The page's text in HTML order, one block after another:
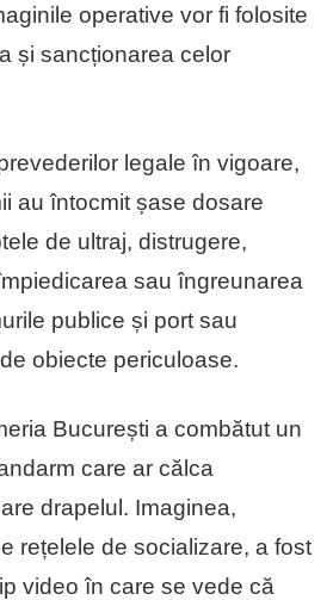
operative vor fi folosite
și sancționarea celor
legale în vigoare,
au întocmit șase dosare
de ultraj, distrugere,
sau îngreunarea
publice și port sau
obiecte periculoase.
București a combătut un
care ar călca
drapelul. Imaginea,
rețelele de socializare, a fost
video în care se vede că